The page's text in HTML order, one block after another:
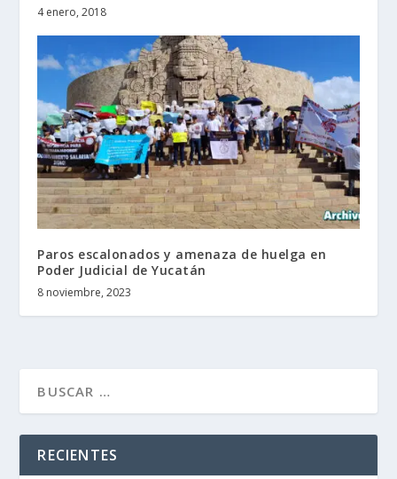
4 enero, 2018
Paros escalonados y amenaza de huelga en
Poder Judicial de Yucatán
8 noviembre, 2023
RECIENTES